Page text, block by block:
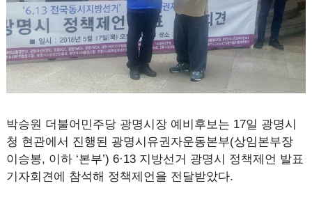
박승원 더불어민주당 광명시장 예비후보는 17일 광명시
청 현관에서 진행된 광명시유권자운동본부(상임본부장
이승봉, 이하 ‘본부’) 6·13 지방선거 광명시 정책제언 발표
기자회견에 참석해 정책제언을 전달받았다.